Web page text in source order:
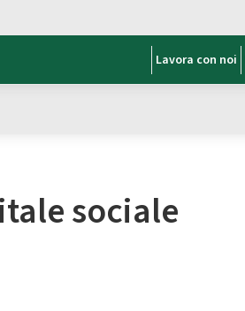
Lavora con noi
sociale